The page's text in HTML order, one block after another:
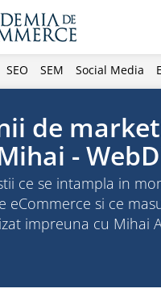
SEO SEM Social Media
de
-
ce se intampla in
eCommerce si ce
impreuna cu Mihai